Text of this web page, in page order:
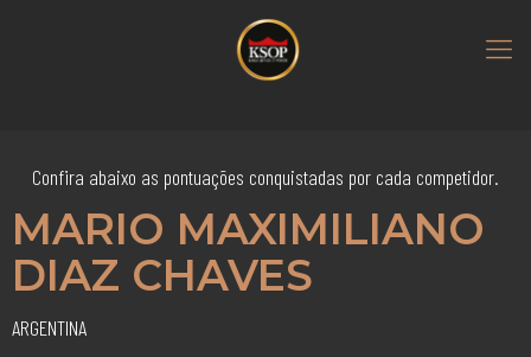
Confira abaixo as pontuações conquistadas por cada competidor.
MARIO MAXIMILIANO
DIAZ CHAVES
ARGENTINA